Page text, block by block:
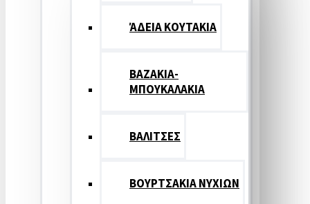
ΆΔΕΙΑ ΚΟΥΤΑΚΙΑ
ΒΑΖΑΚΙΑ-
ΜΠΟΥΚΑΛΑΚΙΑ
ΒΑΛΙΤΣΕΣ
ΒΟΥΡΤΣΑΚΙΑ ΝΥΧΙΩΝ